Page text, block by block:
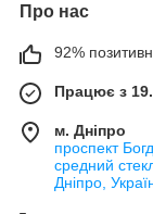
Про нас
92%
Працює з
м. Дніпро
проспект
средний
Дніпро,